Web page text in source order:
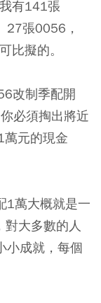
有141張
張0056，
比擬的。
改制季配開
必須掏出將近
元的現金
1萬大概就是一
大多數的人
小成就，每個